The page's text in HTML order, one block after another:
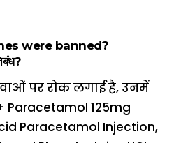
were banned?
पर रोक लगाई है, उनमें
125mg
Paracetamol Injection,